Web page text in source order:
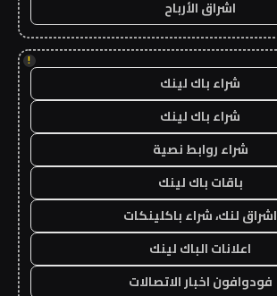
اشراق الأرباح
!
شراء باك لينك
شراء باك لينك
شراء روابط نصية
باقات باك لينك
اشراق لنك، شراء باكلينكات
اعلانات الباك لينك
فودوافون اخبار الاتصالات